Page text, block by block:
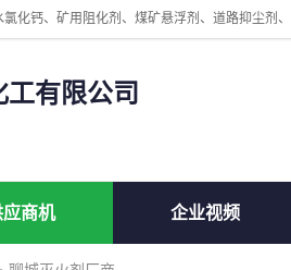
有限公司
应商机 企业视频